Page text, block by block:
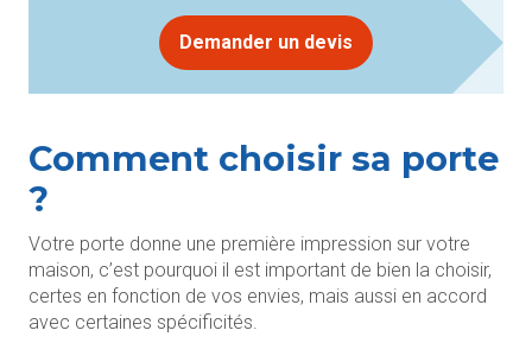
Demander un devis
Comment choisir sa porte
?
Votre porte donne une première impression sur votre
maison, c’est pourquoi il est important de bien la choisir,
certes en fonction de vos envies, mais aussi en accord
avec certaines spécificités.